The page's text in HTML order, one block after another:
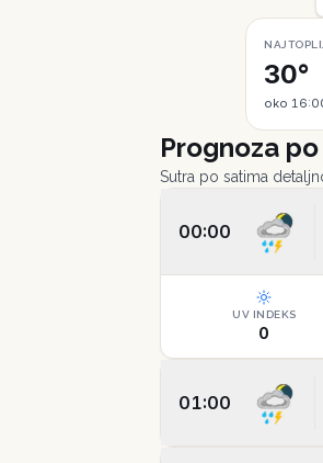
30°
oko
Prognoza
Sutra po satima
00:00
UV INDEKS
0
01:00